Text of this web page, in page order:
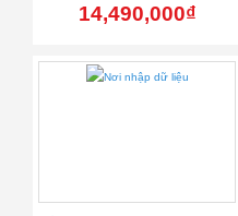
14,490,000₫